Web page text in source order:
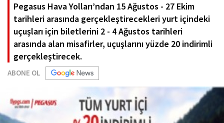
Pegasus Hava Yolları’ndan 15 Ağustos - 27 Ekim
tarihleri arasında gerçekleştirecekleri yurt içindeki
uçuşları için biletlerini 2 - 4 Ağustos tarihleri
arasında alan misafirler, uçuşlarını yüzde 20 indirimli
gerçekleştirecek.
ABONE OL